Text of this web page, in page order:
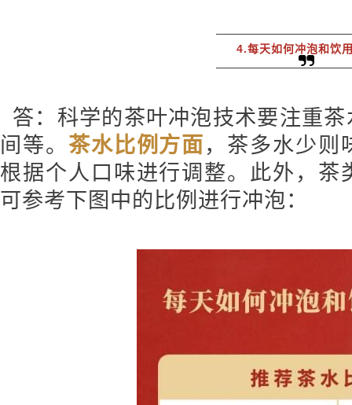
4.每天如何冲泡和饮
答：科学的茶叶冲泡技术要注重
间等。 茶水比例方面，茶多水少则
根据个人口味进行调整。此外，茶
可参考下图中的比例进行冲泡：